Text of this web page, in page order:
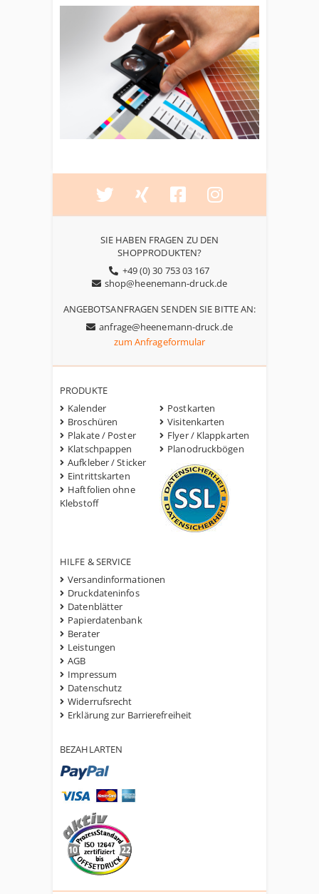
SIE HABEN FRAGEN ZU DEN
SHOPPRODUKTEN?
+49 (0) 30 753 03 167
shop@heenemann-druck.de
ANGEBOTSANFRAGEN SENDEN SIE BITTE AN:
anfrage@heenemann-druck.de
zum Anfrageformular
PRODUKTE
Kalender
Broschüren
Plakate / Poster
Klatschpappen
Aufkleber / Sticker
Eintrittskarten
Haftfolien ohne
Klebstoff
Postkarten
Visitenkarten
Flyer / Klappkarten
Planodruckbögen
HILFE & SERVICE
Versandinformationen
Druckdateninfos
Datenblätter
Papierdatenbank
Berater
Leistungen
AGB
Impressum
Datenschutz
Widerrufsrecht
Erklärung zur Barrierefreiheit
BEZAHLARTEN